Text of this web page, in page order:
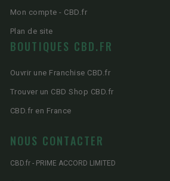
Mon compte - CBD.fr
Plan de site
BOUTIQUES CBD.FR
Ouvrir une Franchise CBD.fr
Trouver un CBD Shop CBD.fr
CBD.fr en France
NOUS CONTACTER
CBD.fr - PRIME ACCORD LIMITED